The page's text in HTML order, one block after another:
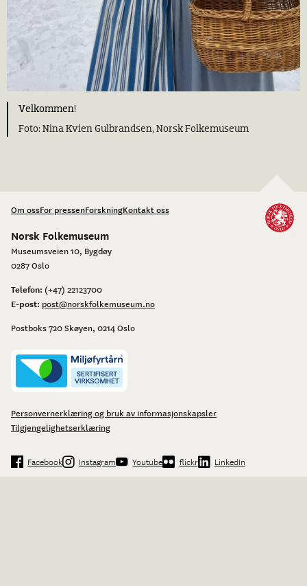
Velkommen!
Nina Kvien Gulbrandsen, Norsk Folkemuseum
Om ossFor pressenForskningKontakt oss
Norsk Folkemuseum
Museumsveien 10, Bygdøy
0287 Oslo
Telefon: (+47) 22123700
E-post: post@norskfolkemuseum.no
Postboks 720 Skøyen, 0214 Oslo
Personvernerklæring og bruk av informasjonskapsler
Tilgjengelighetserklæring
Facebook Instagram Youtube flickr LinkedIn